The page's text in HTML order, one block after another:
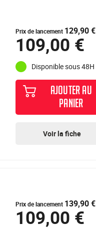
Prix de lancement 129,90 €
109,00 €
Disponible sous 48H
AJOUTER AU
PANIER
Voir la fiche
Prix de lancement 139,90 €
109,00 €